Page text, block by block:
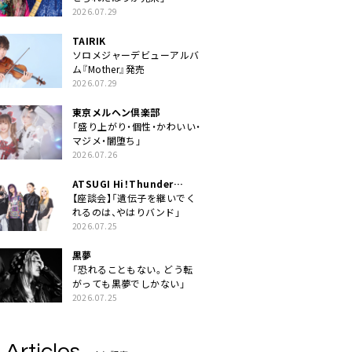
2026.07.29
TAIRIK
ソロメジャーデビューアルバ
ム『Mother』発売
2026.07.29
東京メルヘン倶楽部
「盛り上がり・個性・かわいい・
マジメ・闇堕ち」
2026.07.26
ATSUGI Hi！Thunder
Rock Festival
【座談会】「遺伝子を継いでく
れるのは、やはりバンド」
2026.07.25
黒夢
「恐れることもない。どう転
がっても黒夢でしかない」
2026.07.25